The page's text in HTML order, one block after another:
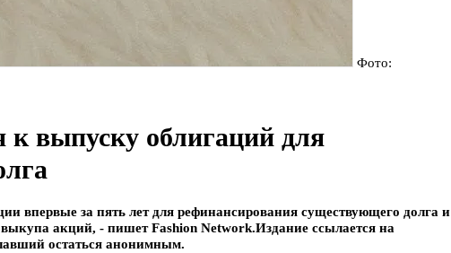
Фото:
к выпуску облигаций для
впервые за пять лет для рефинансирования существующего долга и
акций, - пишет Fashion Network.Издание ссылается на
остаться анонимным.